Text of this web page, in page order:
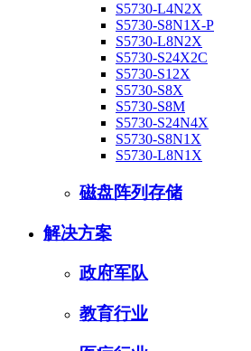
S5730-L4N2X
S5730-S8N1X-P
S5730-L8N2X
S5730-S24X2C
S5730-S12X
S5730-S8X
S5730-S8M
S5730-S24N4X
S5730-S8N1X
S5730-L8N1X
磁盘阵列存储
解决方案
政府军队
教育行业